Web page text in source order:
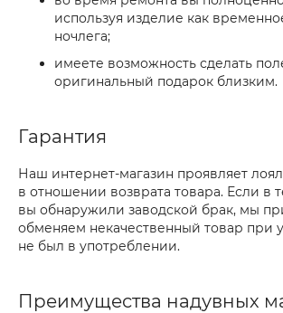
используя изделие как
ночлега;
имеете возможность сделать
оригинальный подарок близким.
Гарантия
Наш интернет-магазин проявляет
в отношении возврата товара. Если в
вы обнаружили заводской брак, мы
обменяем некачественный товар при
не был в употреблении.
Преимущества надувных